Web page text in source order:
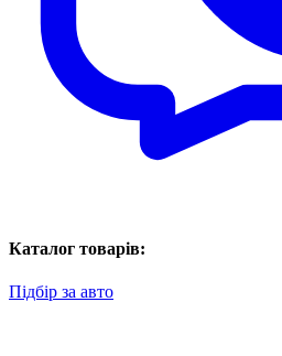
Каталог товарів:
Підбір за авто